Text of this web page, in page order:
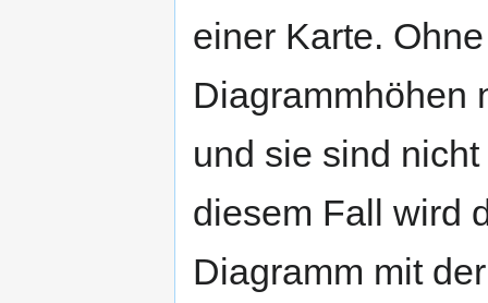
einer Karte.
Diagrammhöhen
und sie sind
diesem Fall wird
Diagramm mit